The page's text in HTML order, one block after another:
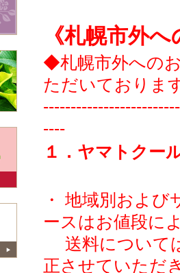
《札幌市外
◆札幌市外への
ただいておりま
----
１．ヤマトクー
・ 地域別およ
ースはお値段に
送料について
正させていただ